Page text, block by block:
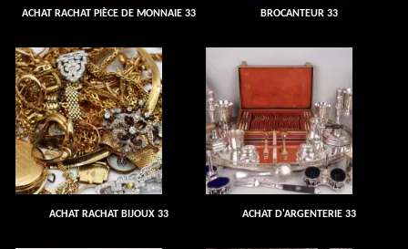
ACHAT RACHAT PIÈCE DE MONNAIE 33 BROCANTEUR 33
ACHAT RACHAT BIJOUX 33 ACHAT D'ARGENTERIE 33